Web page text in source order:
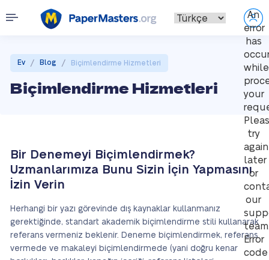
An
error
has
while
your
try
again
later
or
our
Error
code
Ev / Blog / Biçimlendirme Hizmetleri
Biçimlendirme Hizmetleri
Bir Denemeyi Biçimlendirmek?
Uzmanlarımıza Bunu Sizin İçin Yapmasını
İzin Verin
Herhangi bir yazı görevinde dış kaynaklar kullanmanız
gerektiğinde, standart akademik biçimlendirme stili kullanarak
referans vermeniz beklenir. Deneme biçimlendirmek, referans
vermede ve makaleyi biçimlendirmede (yani doğru kenar